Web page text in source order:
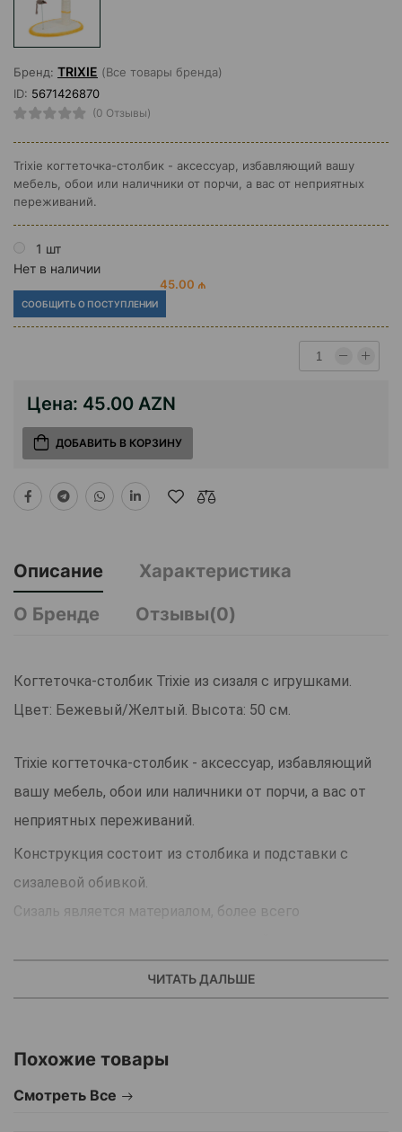
Бренд: TRIXIE (Все товары бренда)
ID: 5671426870
(0 Отзывы)
Trixie когтеточка-столбик - аксессуар, избавляющий вашу
мебель, обои или наличники от порчи, а вас от неприятных
переживаний.
1 шт
Нет в наличии
45.00 ₼
СООБЩИТЬ О ПОСТУПЛЕНИИ
Цена: 45.00 AZN
ДОБАВИТЬ В КОРЗИНУ
Описание
Характеристика
О Бренде
Отзывы(0)
Когтеточка-столбик Trixie из сизаля с игрушками.
Цвет: Бежевый/Желтый. Высота: 50 см.
Trixie когтеточка-столбик - аксессуар, избавляющий
вашу мебель, обои или наличники от порчи, а вас от
неприятных переживаний.
Конструкция состоит из столбика и подставки с
сизалевой обивкой.
Сизаль является материалом, более всего
Модель имеет две игрушки: одна на резинке, а вторая
Игрушки во много раз повышают привлекательность
аксессуара.
ЧИТАТЬ ДАЛЬШЕ
Похожие товары
Смотреть Все